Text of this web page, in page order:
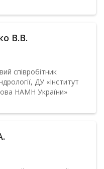
В.В.
співробітник
ДУ «Інститут
НАМН України»